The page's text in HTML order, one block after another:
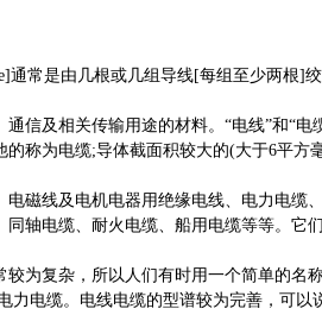
常是由几根或几组导线[每组至少两根]
及相关传输用途的材料。“电线”和“电
的称为电缆;导体截面积较大的(大于6平
线及电机电器用绝缘电线、电力电缆
轴电缆、耐火电缆、船用电缆等等。它
复杂，所以人们有时用一个简单的名
力电缆。电线电缆的型谱较为完善，可